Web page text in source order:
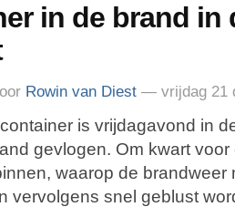
in de brand in
Rowin van Diest — vrijdag 21
is vrijdagavond in
gevlogen. Om kwart
waarop de brandweer
vervolgens snel geblust